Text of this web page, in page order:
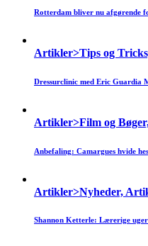
Rotterdam bliver nu afgørende
Artikler>Tips og
Dressurclinic med Eric Guardia
Artikler>Film og
Anbefaling: Camargues hvide
Artikler>Nyheder,
Shannon Ketterle: Lærerige